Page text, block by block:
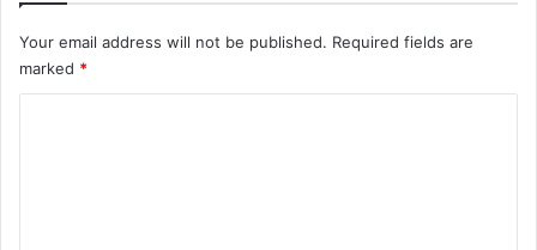
Your email address will not be published. Required fields are
marked *